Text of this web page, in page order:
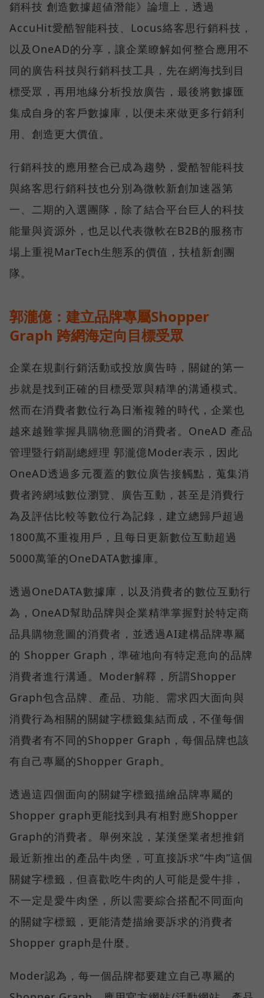
銷科技 創造數據超値潛能》論壇上，透過
AccuHit愛酷智能科技、Locus絡客思行銷科技，
以及OneAD的分享，讓企業瞭解如何整合應用不
同的廣告科技與行銷科技工具，先在網海找到目
標受眾，再用地緣分析投放廣告，最後將數據匯
集成自身的客戶數據庫，以便未來做更多行銷利
用、創造更大價值。
行銷科技的應用整合已成為趨勢，愛酷智能科技
與絡客思行銷科技也分別為微軟新創加速器第
一、二期的入選團隊，除了結合平台巨人的科技
能量與資源外，也足以代表微軟在B2B的服務市
場上重視MarTech生態系的價值，扶植新創團
隊。
郭瀧億：建立品牌專屬Shopper
Graph 跨網海定向目標受眾
企業在規劃行銷活動或投放廣告時，關鍵的第一
步就是找到正確的目標受眾與精準的溝通模式。
然而在消費者數位行為日漸複雜的時代，企業也
越來越難掌握具購物意圖的消費者。OneAD 產品
管理暨行銷副總經理 郭瀧億Moder表示，因此
OneAD透過多元覆蓋的數位廣告接觸點，蒐集消
費者跨網域數位瀏覽、廣告互動，甚至是消費行
為及評估比較等數位行為記錄，建立總歸戶超過
1800萬不重複用戶，且每日更新數位互動超過
5000萬筆的OneDATA數據庫。
透過OneDATA數據庫，以及消費者的數位互動行
為，OneAD幫助品牌與企業精準掌握對於特定商
品具購物意圖的消費者，並透過AI建構品牌專屬
的 Shopper Graph，準確地向有特定意向的品牌
消費者進行溝通。Moder解釋，所謂Shopper
Graph包含品牌、產品、功能、需求四大面向與
消費行為相關的關鍵字標籤集結而成，不僅每個
消費者有不同的Shopper Graph，每個品牌也該
有自己專屬的Shopper Graph。
透過這四個面向的關鍵字標籤描繪品牌專屬的
Shopper graph更能找到具有相對應Shopper
Graph的消費者。舉例來說，某漢堡業者想推銷
最近新推出的產品牛肉堡，可直接訴求“牛肉”這個
關鍵字標籤，但喜歡吃牛肉的人可能是愛牛排，
不一定是愛牛肉堡，所以需要綜合搭配不同面向
的關鍵字標籤，更能清楚描繪要訴求的消費者
Shopper graph是什麼。
Moder認為，每一個品牌都要建立自己專屬的